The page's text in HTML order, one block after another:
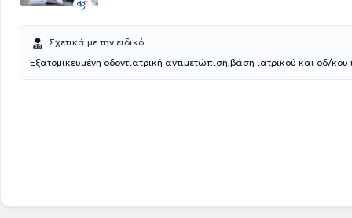
Σχετικά με την ειδικό
Εξατομικευμένη οδοντιατρική αντιμετώπιση,βάση ιατρικού και οδ/κου